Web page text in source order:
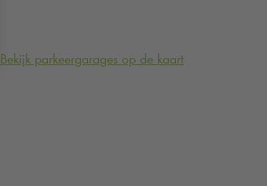
Bekijk parkeergarages op de kaart